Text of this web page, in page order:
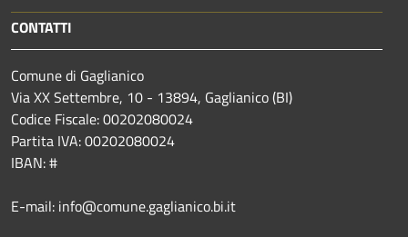
CONTATTI
Comune di Gaglianico
Via XX Settembre, 10 - 13894, Gaglianico (BI)
Codice Fiscale: 00202080024
Partita IVA: 00202080024
IBAN: #
E-mail: info@comune.gaglianico.bi.it